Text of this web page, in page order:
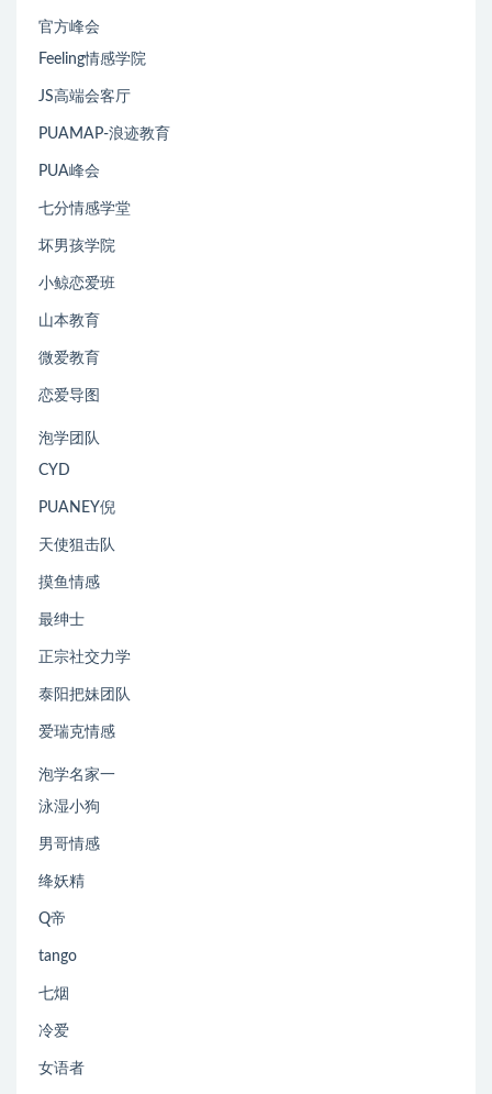
官方峰会
Feeling情感学院
JS高端会客厅
PUAMAP-浪迹教育
PUA峰会
七分情感学堂
坏男孩学院
小鲸恋爱班
山本教育
微爱教育
恋爱导图
泡学团队
CYD
PUANEY倪
天使狙击队
摸鱼情感
最绅士
正宗社交力学
泰阳把妹团队
爱瑞克情感
泡学名家一
泳湿小狗
男哥情感
绛妖精
Q帝
tango
七烟
冷爱
女语者